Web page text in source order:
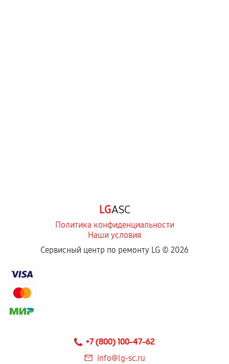
LGASC
Политика конфиденциальности
Наши условия
Сервисный центр по ремонту LG © 2026
+7 (800) 100-47-62
info@lg-sc.ru